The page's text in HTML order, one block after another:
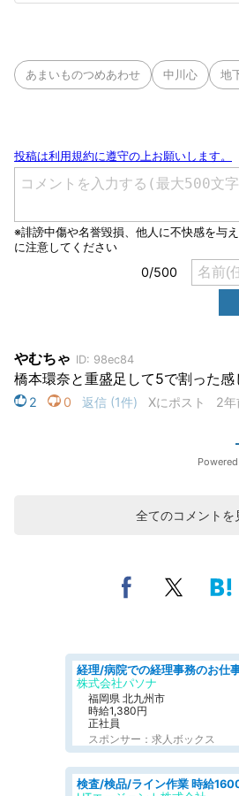
あまいものつめあわせ 中川心 地
全てのコメントを
株式会社パソナ
福岡県 北九州市
時給1,380円
正社員
スポンサー：求人ボックス